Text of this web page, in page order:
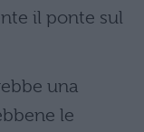
il ponte sul
una
le